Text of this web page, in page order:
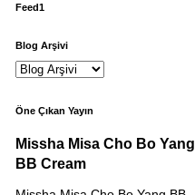
Feed1
Blog Arşivi
Öne Çıkan Yayın
Missha Misa Cho Bo Yang
BB Cream